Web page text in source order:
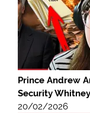
Prince Andrew
Security
20/02/2026